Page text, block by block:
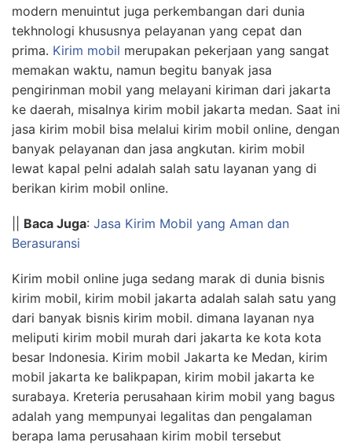
modern menuintut juga perkembangan dari dunia
tekhnologi khususnya pelayanan yang cepat dan
prima. Kirim mobil merupakan pekerjaan yang sangat
memakan waktu, namun begitu banyak jasa
pengirinman mobil yang melayani kiriman dari jakarta
ke daerah, misalnya kirim mobil jakarta medan. Saat ini
jasa kirim mobil bisa melalui kirim mobil online, dengan
banyak pelayanan dan jasa angkutan. kirim mobil
lewat kapal pelni adalah salah satu layanan yang di
berikan kirim mobil online.
Baca Juga: Jasa Kirim Mobil yang Aman dan
Berasuransi
Kirim mobil online juga sedang marak di dunia bisnis
kirim mobil, kirim mobil jakarta adalah salah satu yang
dari banyak bisnis kirim mobil. dimana layanan nya
meliputi kirim mobil murah dari jakarta ke kota kota
besar Indonesia. Kirim mobil Jakarta ke Medan, kirim
mobil jakarta ke balikpapan, kirim mobil jakarta ke
surabaya. Kreteria perusahaan kirim mobil yang bagus
adalah yang mempunyai legalitas dan pengalaman
berapa lama perusahaan kirim mobil tersebut